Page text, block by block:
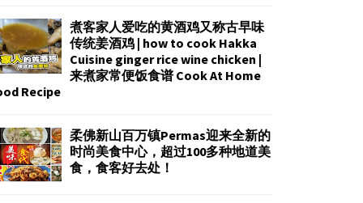
煮客家人爱吃的黄酒鸡又称古早味
传统姜酒鸡 | how to cook Hakka
Cuisine ginger rice wine chicken |
来煮家常便饭食谱 Cook At Home
Recipe
柔佛新山百万镇Permas迎来全新的
时尚美食中心，超过100多种地道美
食，食客好去处！